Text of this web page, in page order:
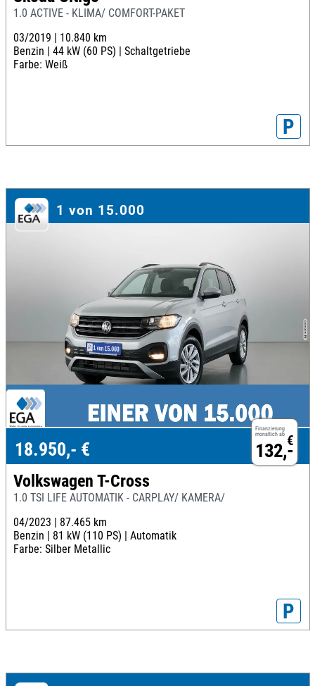
1.0 ACTIVE - KLIMA/ COMFORT-PAKET
03/2019 | 10.840 km
Benzin | 44 kW (60 PS) | Schaltgetriebe
Farbe: Weiß
P
1 von 15.000
Finanzierung
monatlich ab €
132,-
18.950,- €
Volkswagen T-Cross
1.0 TSI LIFE AUTOMATIK - CARPLAY/ KAMERA/
04/2023 | 87.465 km
Benzin | 81 kW (110 PS) | Automatik
Farbe: Silber Metallic
P